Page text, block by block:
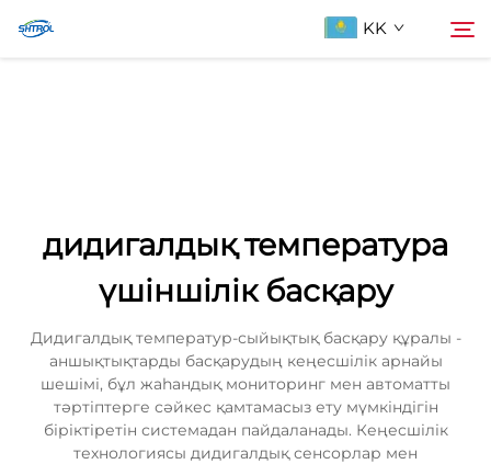
KK
Бізбен хабарласыңы
дидигалдық температура
үшіншілік басқару
Дидигалдық температур-сыйықтық басқару құралы -
аншықтықтарды басқарудың кеңесшілік арнайы
шешімі, бұл жаһандық мониторинг мен автоматты
тәртіптерге сәйкес қамтамасыз ету мүмкіндігін
біріктіретін системадан пайдаланады. Кеңесшілік
технологиясы дидигалдық сенсорлар мен